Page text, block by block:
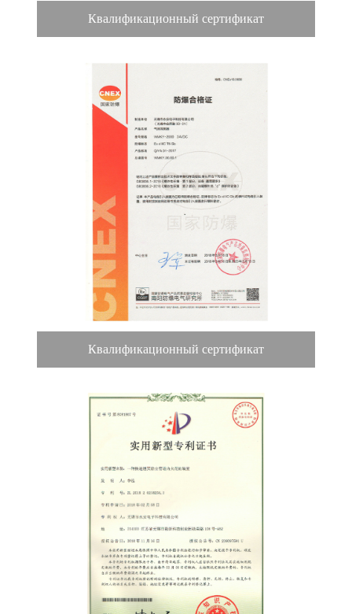
Квалификационный сертификат
Квалификационный сертификат